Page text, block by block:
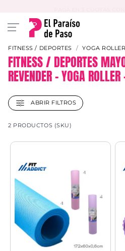
FITNESS / DEPORTES YOGA ROLLER
FITNESS / DEPORTES
REVENDER – YOGA
ABRIR FILTROS
2 PRODUCTOS (SKU)